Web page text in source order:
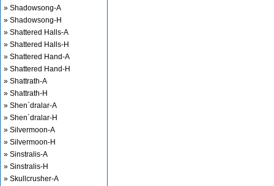
» Shadowsong-A
» Shadowsong-H
» Shattered Halls-A
» Shattered Halls-H
» Shattered Hand-A
» Shattered Hand-H
» Shattrath-A
» Shattrath-H
» Shen`dralar-A
» Shen`dralar-H
» Silvermoon-A
» Silvermoon-H
» Sinstralis-A
» Sinstralis-H
» Skullcrusher-A